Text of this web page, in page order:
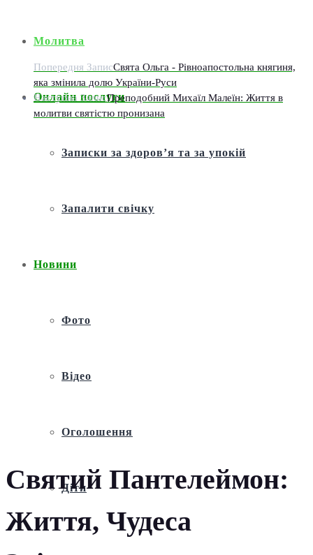
Молитва
Онлайн послуги
Записки за здоров’я та за упокій
Запалити свічку
Новини
Фото
Відео
Оголошення
Діти
Святий Пантелеймон:
Життя, Чудеса
Попередня ЗаписСвята Ольга - Рівноапостольна княгиня,
яка змінила долю України-Руси
Наступна ЗаписПреподобний Михаїл Малеїн: Життя в
молитви святістю пронизана